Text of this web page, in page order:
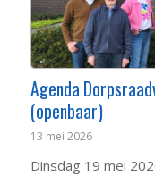
Agenda
(openbaar)
13 mei 2026
Dinsdag 19 mei